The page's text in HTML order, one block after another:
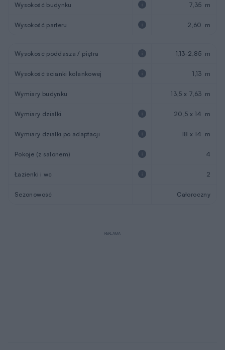
Wysokość budynku 7,35 m
Wysokość parteru 2,60 m
Wysokość poddasza / piętra 1,13-2,85 m
Wysokość ścianki kolankowej 1,13 m
Wymiary budynku 13,5 x 7,63 m
Wymiary działki 20,5 x 14 m
Wymiary działki po adaptacji 18 x 14 m
Pokoje (z salonem) 4
Łazienki i wc 2
Sezonowość Całoroczny
REKLAMA